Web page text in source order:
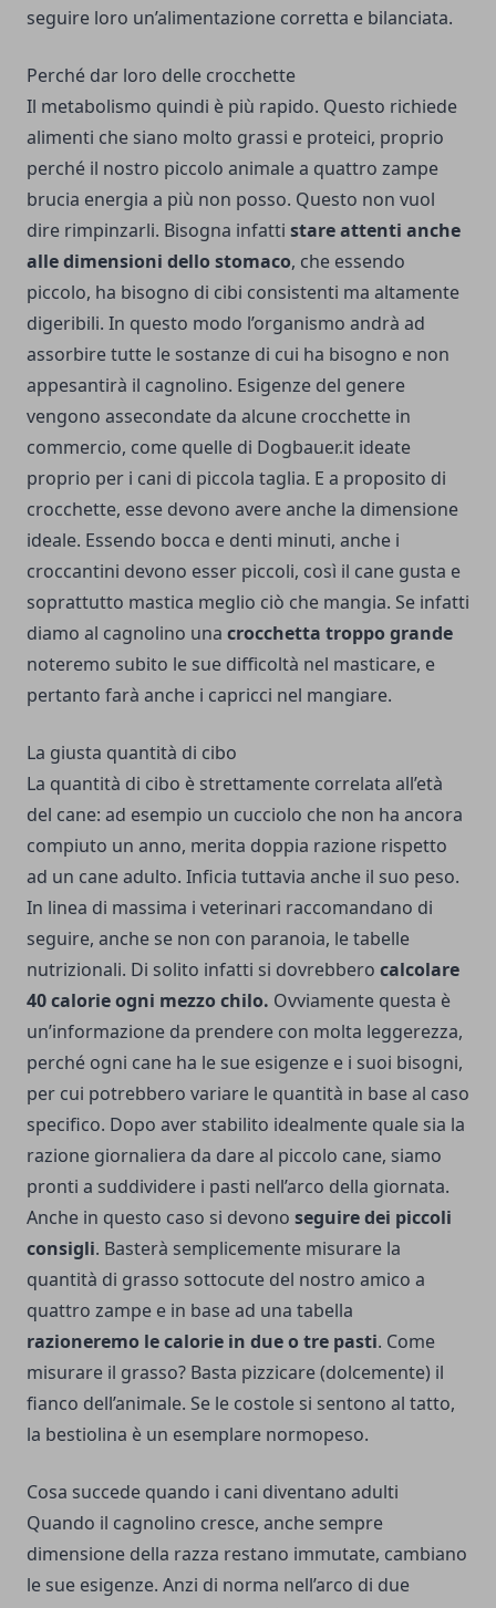
seguire loro un’alimentazione corretta e bilanciata.
Perché dar loro delle crocchette
Il metabolismo quindi è più rapido. Questo richiede
alimenti che siano molto grassi e proteici, proprio
perché il nostro piccolo animale a quattro zampe
brucia energia a più non posso. Questo non vuol
dire rimpinzarli. Bisogna infatti stare attenti anche
alle dimensioni dello stomaco, che essendo
piccolo, ha bisogno di cibi consistenti ma altamente
digeribili. In questo modo l’organismo andrà ad
assorbire tutte le sostanze di cui ha bisogno e non
appesantirà il cagnolino. Esigenze del genere
vengono assecondate da alcune crocchette in
commercio, come quelle di Dogbauer.it ideate
proprio per i cani di piccola taglia. E a proposito di
crocchette, esse devono avere anche la dimensione
ideale. Essendo bocca e denti minuti, anche i
croccantini devono esser piccoli, così il cane gusta e
soprattutto mastica meglio ciò che mangia. Se infatti
diamo al cagnolino una crocchetta troppo grande
noteremo subito le sue difficoltà nel masticare, e
pertanto farà anche i capricci nel mangiare.
La giusta quantità di cibo
La quantità di cibo è strettamente correlata all’età
del cane: ad esempio un cucciolo che non ha ancora
compiuto un anno, merita doppia razione rispetto
ad un cane adulto. Inficia tuttavia anche il suo peso.
In linea di massima i veterinari raccomandano di
seguire, anche se non con paranoia, le tabelle
nutrizionali. Di solito infatti si dovrebbero calcolare
40 calorie ogni mezzo chilo. Ovviamente questa è
un’informazione da prendere con molta leggerezza,
perché ogni cane ha le sue esigenze e i suoi bisogni,
per cui potrebbero variare le quantità in base al caso
specifico. Dopo aver stabilito idealmente quale sia la
razione giornaliera da dare al piccolo cane, siamo
pronti a suddividere i pasti nell’arco della giornata.
Anche in questo caso si devono seguire dei piccoli
consigli. Basterà semplicemente misurare la
quantità di grasso sottocute del nostro amico a
quattro zampe e in base ad una tabella
razioneremo le calorie in due o tre pasti. Come
misurare il grasso? Basta pizzicare (dolcemente) il
fianco dell’animale. Se le costole si sentono al tatto,
la bestiolina è un esemplare normopeso.
Cosa succede quando i cani diventano adulti
Quando il cagnolino cresce, anche sempre
dimensione della razza restano immutate, cambiano
le sue esigenze. Anzi di norma nell’arco di due